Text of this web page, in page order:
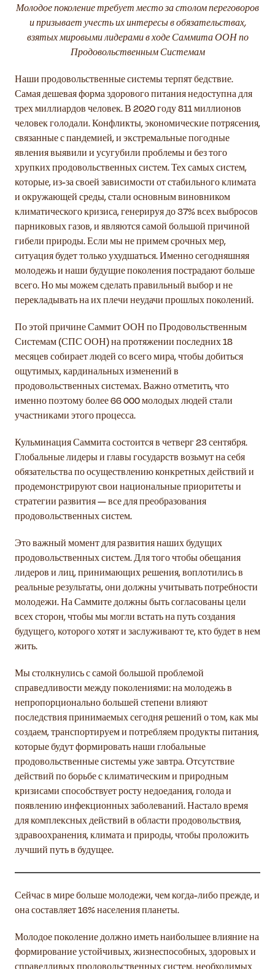
Молодое поколение требует место за столом переговоров
и призывает учесть их интересы в обязательствах,
взятых мировыми лидерами в ходе Саммита ООН по
Продовольственным Системам
Наши продовольственные системы терпят бедствие.
Самая дешевая форма здорового питания недоступна для
трех миллиардов человек. В 2020 году 811 миллионов
человек голодали. Конфликты, экономические потрясения,
связанные с пандемией, и экстремальные погодные
явления выявили и усугубили проблемы и без того
хрупких продовольственных систем. Тех самых систем,
которые, из-за своей зависимости от стабильного климата
и окружающей среды, стали основным виновником
климатического кризиса, генерируя до 37% всех выбросов
парниковых газов, и являются самой большой причиной
гибели природы. Если мы не примем срочных мер,
ситуация будет только ухудшаться. Именно сегодняшняя
молодежь и наши будущие поколения пострадают больше
всего. Но мы можем сделать правильный выбор и не
перекладывать на их плечи неудачи прошлых поколений.
По этой причине Саммит ООН по Продовольственным
Системам (СПС ООН) на протяжении последних 18
месяцев собирает людей со всего мира, чтобы добиться
ощутимых, кардинальных изменений в
продовольственных системах. Важно отметить, что
именно поэтому более 66 000 молодых людей стали
участниками этого процесса.
Кульминация Саммита состоится в четверг 23 сентября.
Глобальные лидеры и главы государств возьмут на себя
обязательства по осуществлению конкретных действий и
продемонстрируют свои национальные приоритеты и
стратегии развития — все для преобразования
продовольственных систем.
Это важный момент для развития наших будущих
продовольственных систем. Для того чтобы обещания
лидеров и лиц, принимающих решения, воплотились в
реальные результаты, они должны учитывать потребности
молодежи. На Саммите должны быть согласованы цели
всех сторон, чтобы мы могли встать на путь создания
будущего, которого хотят и заслуживают те, кто будет в нем
жить.
Мы столкнулись с самой большой проблемой
справедливости между поколениями: на молодежь в
непропорционально большей степени влияют
последствия принимаемых сегодня решений о том, как мы
создаем, транспортируем и потребляем продукты питания,
которые будут формировать наши глобальные
продовольственные системы уже завтра. Отсутствие
действий по борьбе с климатическим и природным
кризисами способствует росту недоедания, голода и
появлению инфекционных заболеваний. Настало время
для комплексных действий в области продовольствия,
здравоохранения, климата и природы, чтобы проложить
лучший путь в будущее.
Сейчас в мире больше молодежи, чем когда-либо прежде, и
она составляет 16% населения планеты.
Молодое поколение должно иметь наибольшее влияние на
формирование устойчивых, жизнеспособных, здоровых и
справедливых продовольственных систем, необходимых